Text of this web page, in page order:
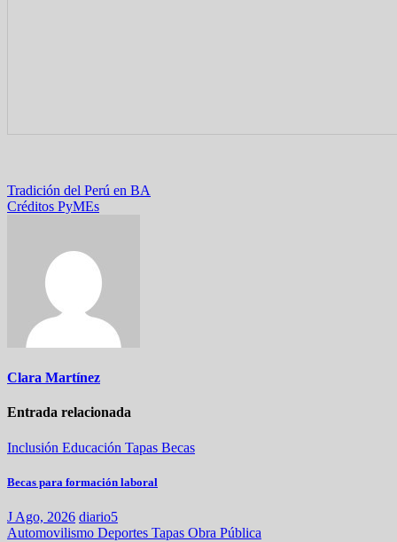
Navegación
de
Tradición del Perú en BA
Créditos PyMEs
Clara Martínez
Entrada relacionada
Inclusión Educación Tapas Becas
Becas para formación laboral
J Ago, 2026 diario5
Automovilismo Deportes Tapas Obra Pública